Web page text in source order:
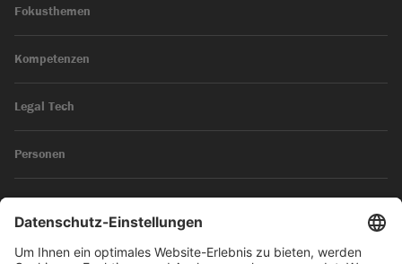
Fokusthemen
Kompetenzen
Legal Tech
Personen
News